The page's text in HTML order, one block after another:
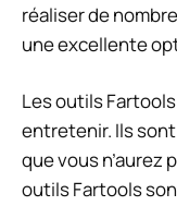
réaliser de
une excellente
Les outils
entretenir. Ils
que vous n’aurez
outils Fartools